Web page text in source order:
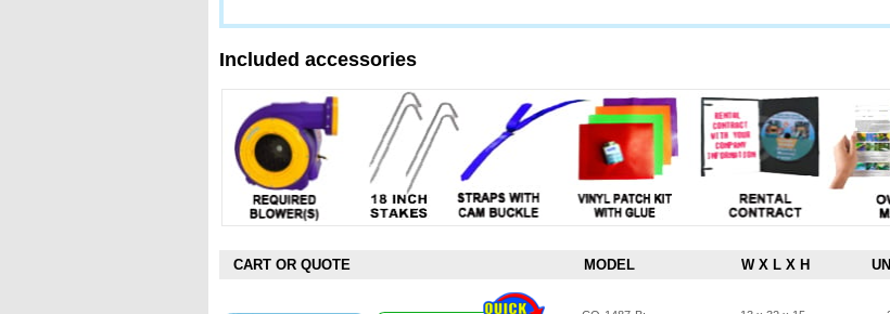
Included accessories
CART OR QUOTE MODEL W X L X H